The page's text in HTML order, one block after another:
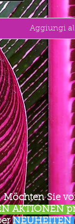
Aggiungi
Möchten Sie
AKTIONEN
NEUHEITEN